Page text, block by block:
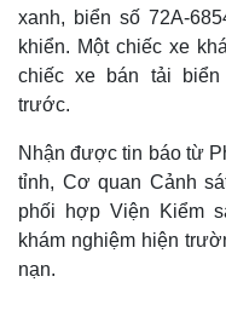
xanh, biển số 72A-
khiển. Một chiếc xe
chiếc xe bán tải biển
trước.
Nhận được tin báo từ
tỉnh, Cơ quan Cảnh
phối hợp Viện Kiểm
khám nghiệm hiện
nạn.